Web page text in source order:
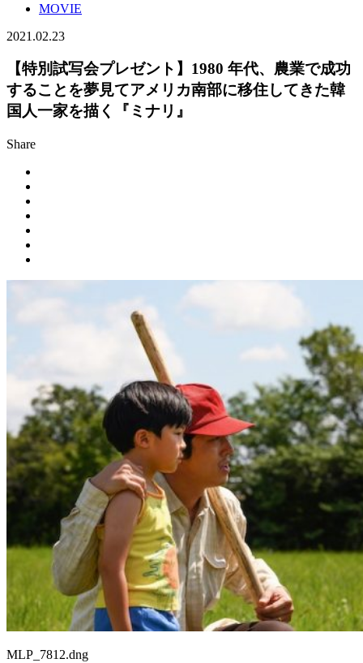
MOVIE
2021.02.23
【特別試写会プレゼント】1980 年代、農業で成功
することを夢見てアメリカ南部に移住してきた韓
国人一家を描く『ミナリ』
Share
MLP_7812.dng